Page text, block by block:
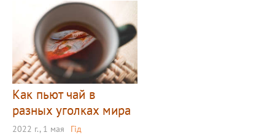
Как пьют чай в
разных уголках мира
2022 г., 1 мая Гід